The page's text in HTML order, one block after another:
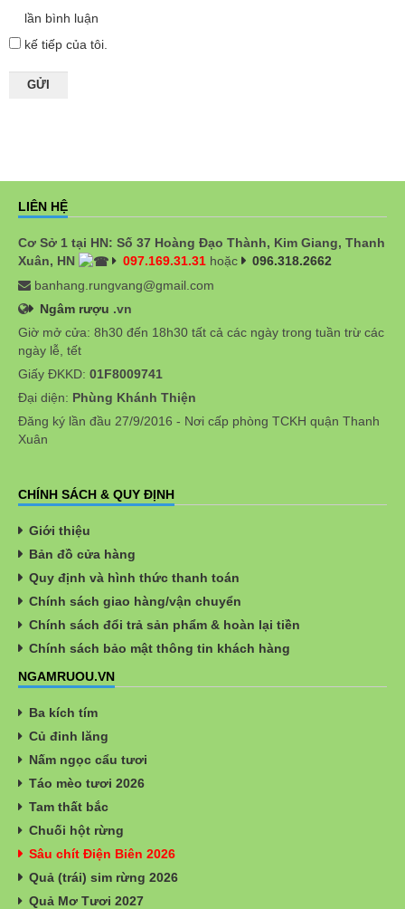
lần bình luận
kế tiếp của tôi.
LIÊN HỆ
Cơ Sở 1 tại HN: Số 37 Hoàng Đạo Thành, Kim Giang, Thanh
Xuân, HN
097.169.31.31 hoặc
096.318.2662
banhang.rungvang@gmail.com
Ngâm rượu .vn
Giờ mở cửa: 8h30 đến 18h30 tất cả các ngày trong tuần trừ các
ngày lễ, tết
Giấy ĐKKD: 01F8009741
Đại diện: Phùng Khánh Thiện
Đăng ký lần đầu 27/9/2016 - Nơi cấp phòng TCKH quận Thanh
Xuân
CHÍNH SÁCH & QUY ĐỊNH
Giới thiệu
Bản đồ cửa hàng
Quy định và hình thức thanh toán
Chính sách giao hàng/vận chuyển
Chính sách đổi trả sản phẩm & hoàn lại tiền
Chính sách bảo mật thông tin khách hàng
NGAMRUOU.VN
Ba kích tím
Củ đinh lăng
Nấm ngọc cẩu tươi
Táo mèo tươi 2026
Tam thất bắc
Chuối hột rừng
Sâu chít Điện Biên 2026
Quả (trái) sim rừng 2026
Quả Mơ Tươi 2027